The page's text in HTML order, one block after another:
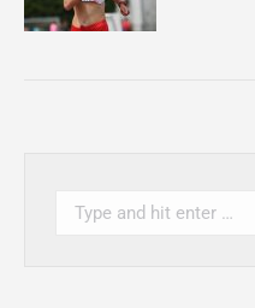
Search: